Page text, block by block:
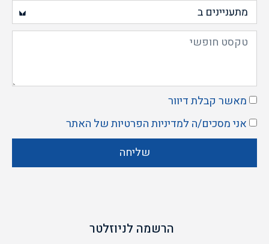
מאשר קבלת דיוור
אני מסכים/ה למדיניות הפרטיותשל האתר
שליחה
הרשמה לניוזלטר